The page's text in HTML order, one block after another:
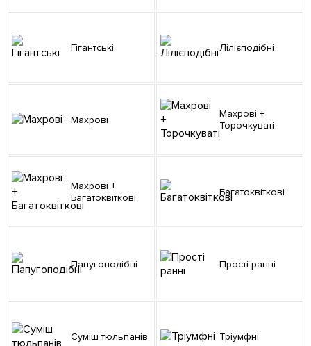
Гігантські Лілієподібні
Махрові
Махрові +
Торочкуваті
Махрові +
Багатоквіткові
Багатоквіткові
Папугоподібні Прості ранні
Суміш тюльпанів Тріумфні